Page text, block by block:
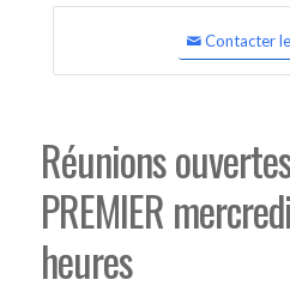
Contacter
Réunions
PREMIER
heures